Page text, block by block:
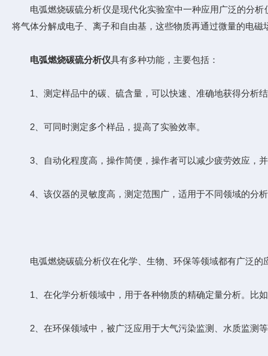
电弧燃烧碳硫分析仪是现代化实验室中一种应用广泛的分析
将气体分解成电子、离子和自由基，这些物质再通过微量的电
电弧燃烧碳硫分析仪具有多种功能，主要包括：
1、测定样品中的碳、硫含量，可以快速、准确地获得分析
2、可同时测定多个样品，提高了实验效率。
3、自动化程度高，操作简便，操作者可以减少疲劳效应，
4、该仪器的灵敏度高，测定范围广，适用于不同领域的分
电弧燃烧碳硫分析仪在化学、生物、环保等领域都有广泛的
1、在化学分析领域中，用于各种物质的精确定量分析。比如
2、在环保领域中，被广泛应用于大气污染监测、水质监测等